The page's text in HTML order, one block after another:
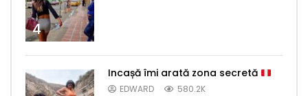
4
Incașă îmi arată zona secretă
EDWARD 580.2K